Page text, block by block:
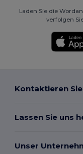
Laden Sie die
verfolgen
Kontaktieren
Lassen Sie uns
Unser